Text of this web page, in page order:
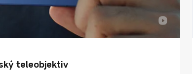
teleobjektiv